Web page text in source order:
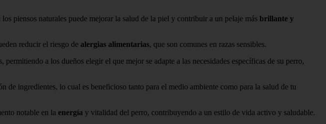
los piensos naturales puede mejorar la salud de la piel y contribuir a un pelaje más brillante y
reducir el riesgo de alergias alimentarias, que son comunes en razas sensibles.
permitiendo a los dueños elegir el que mejor se adapte a las necesidades específicas de su perro,
de ingredientes, lo cual es beneficioso tanto para el medio ambiente como para la salud de tu
notable en la energía y vitalidad del perro, contribuyendo a un estilo de vida activo y saludable.